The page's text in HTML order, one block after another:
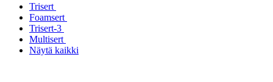
Trisert
Foamsert
Trisert-3
Multisert
Näytä kaikki